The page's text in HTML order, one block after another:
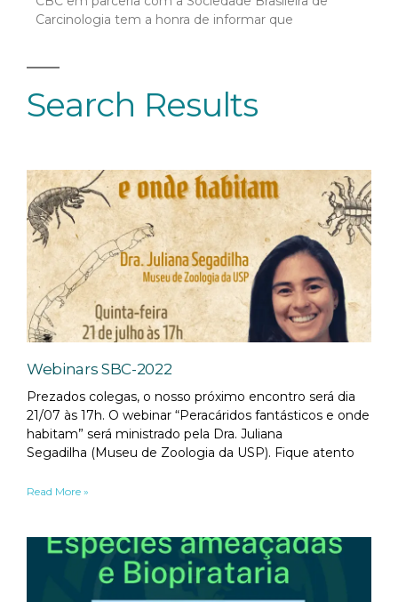
Search Results
Webinars SBC-2022
Prezados colegas, o nosso próximo encontro será dia
21/07 às 17h. O webinar “Peracáridos fantásticos e onde
habitam” será ministrado pela Dra. Juliana
Segadilha (Museu de Zoologia da USP). Fique atento
Read More »
Carcinologia tem a honra de informar que